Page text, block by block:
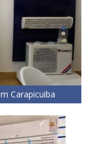
Carapicuiba